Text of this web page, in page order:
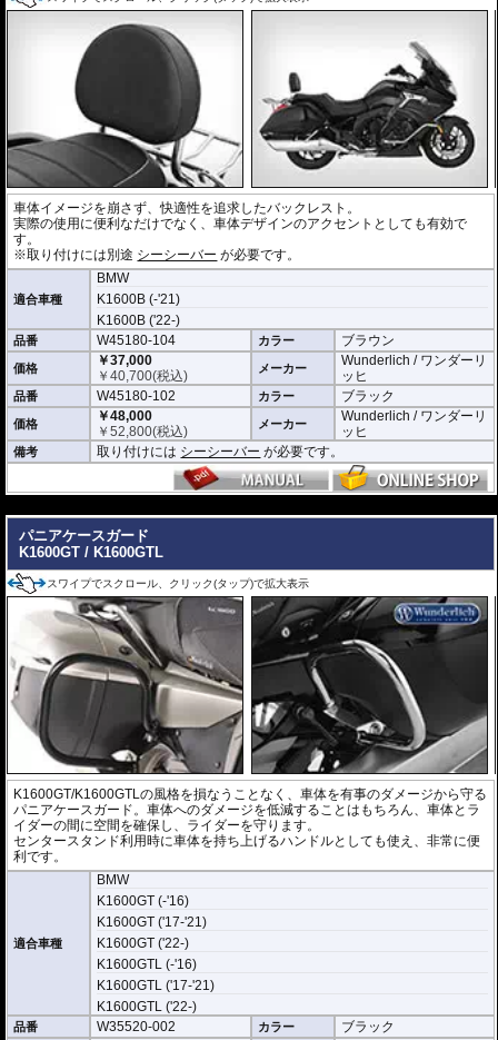
車体イメージを崩さず、快適性を追求したバックレスト。
実際の使用に便利なだけでなく、車体デザインのアクセントとしても有効で
す。
※取り付けには別途 シーシーバー が必要です。
適合車種
BMW
K1600B (-'21)
K1600B ('22-)
品番 W45180-104 カラー ブラウン
価格
￥37,000
￥40,700(税込) メーカー
Wunderlich / ワンダーリ
ッヒ
品番 W45180-102 カラー ブラック
価格
￥48,000
￥52,800(税込) メーカー
Wunderlich / ワンダーリ
ッヒ
備考 取り付けには シーシーバー が必要です。
パニアケースガード
K1600GT / K1600GTL
スワイプでスクロール、クリック(タップ)で拡大表示
K1600GT/K1600GTLの風格を損なうことなく、車体を有事のダメージから守る
パニアケースガード。車体へのダメージを低減することはもちろん、車体とラ
イダーの間に空間を確保し、ライダーを守ります。
センタースタンド利用時に車体を持ち上げるハンドルとしても使え、非常に便
利です。
適合車種
BMW
K1600GT (-'16)
K1600GT ('17-'21)
K1600GT ('22-)
K1600GTL (-'16)
K1600GTL ('17-'21)
K1600GTL ('22-)
品番 W35520-002 カラー ブラック